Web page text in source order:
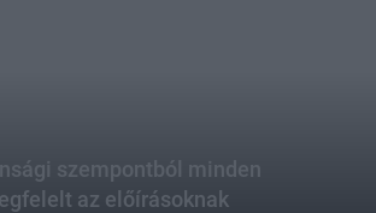
szempontból minden
az előírásoknak